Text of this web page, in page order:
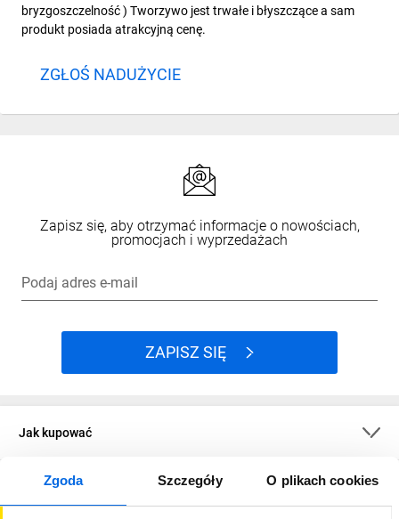
Zgoda Szczegóły O plikach cookies
bryzgoszczelność ) Tworzywo jest trwałe i błyszczące a sam
produkt posiada atrakcyjną cenę.
ZGŁOŚ NADUŻYCIE
Zapisz się, aby otrzymać informacje o nowościach,
promocjach i wyprzedażach
Podaj adres e-mail
ZAPISZ SIĘ
Jak kupować
O firmie